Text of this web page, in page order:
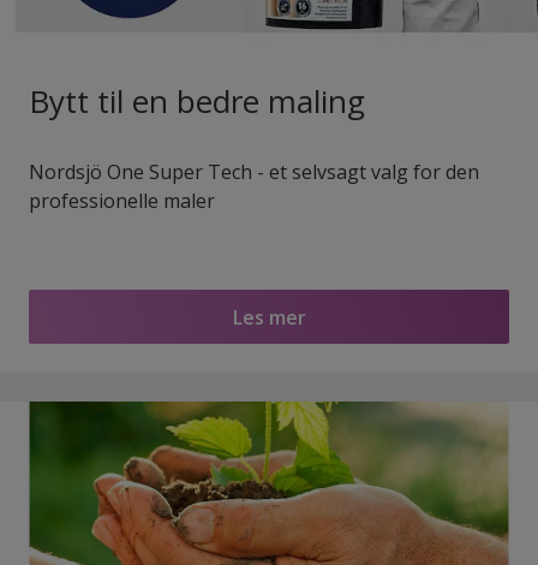
Bytt til en bedre maling
Nordsjö One Super Tech - et selvsagt valg for den
professionelle maler
Les mer